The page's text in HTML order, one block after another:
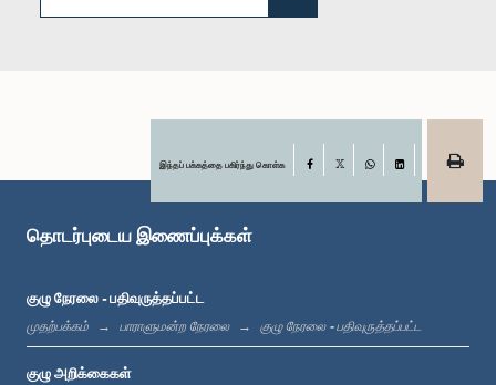
கௌரவ துமிந்த திசாநாயக்க, பா.உ.
உறுப்பினர்
இந்தப் பக்கத்தை பகிர்ந்து கொள்க Facebook
LinkedIn
தொடர்புடைய இணைப்புக்கள்
குழு நேரலை - பதிவுருத்தப்பட்ட
முதற்பக்கம் பாராளுமன்ற நேரலை குழு நேரலை - பதிவுருத்தப்பட்ட
குழு அறிக்கைகள்